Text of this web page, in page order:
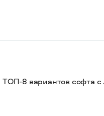
8 вариантов софта